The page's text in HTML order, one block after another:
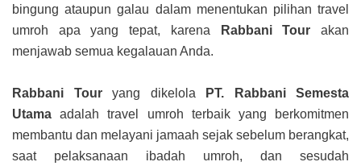
bingung ataupun galau dalam menentukan pilihan travel
umroh apa yang tepat, karena
Rabbani Tour akan
menjawab semua kegalauan Anda.
Rabbani Touryang dikelola
PT. Rabbani Semesta
Utama adalah travel umroh terbaik yang berkomitmen
membantu dan melayani jamaah sejak sebelum berangkat,
saat pelaksanaan ibadah umroh, dan sesudah